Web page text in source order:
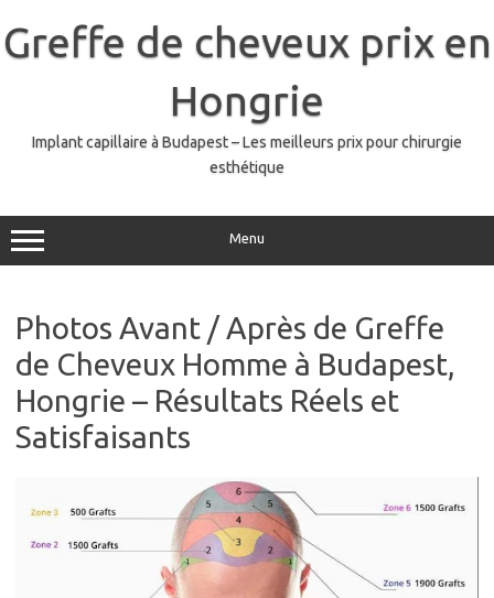
content
Greffe de cheveux prix en
Hongrie
Implant capillaire à Budapest – Les meilleurs prix pour chirurgie
esthétique
Menu
Photos Avant / Après de Greffe
de Cheveux Homme à Budapest,
Hongrie – Résultats Réels et
Satisfaisants